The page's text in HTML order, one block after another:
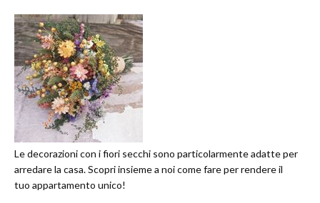
Le decorazioni con i fiori secchi sono particolarmente adatte per
arredare la casa. Scopri insieme a noi come fare per rendere il
tuo appartamento unico!